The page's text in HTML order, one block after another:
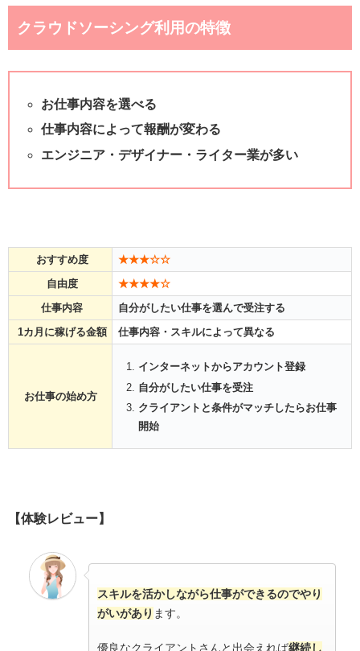
クラウドソーシング利用の特徴
お仕事内容を選べる
仕事内容によって報酬が変わる
エンジニア・デザイナー・ライター業が多い
おすすめ度
★★★☆☆
自由度
★★★★☆
仕事内容
自分がしたい仕事を選んで受注する
1カ月に稼げる金額
仕事内容・スキルによって異なる
お仕事の始め方
インターネットからアカウント登録
自分がしたい仕事を受注
クライアントと条件がマッチしたらお仕事
開始
【体験レビュー】
スキルを活かしながら仕事ができるのでやり
がいがあり ます。
優良なクライアントさんと出会えれば継続し